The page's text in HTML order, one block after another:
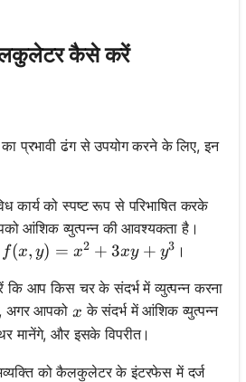
कैसे करें
प्रभावी ढंग से उपयोग करने के लिए, इन
कार्य को स्पष्ट रूप से परिभाषित करके
आंशिक व्युत्पन्न की आवश्यकता है।
f(x, y) = x^2 + 3xy + y^3
f(x, y) = x2 + 3xy + y3 ।
कि आप किस चर के संदर्भ में व्युत्पन्न करना
अगर आपको x
x के संदर्भ में आंशिक व्युत्पन्न
मानेंगे, और इसके विपरीत।
को कैलकुलेटर के इंटरफेस में दर्ज